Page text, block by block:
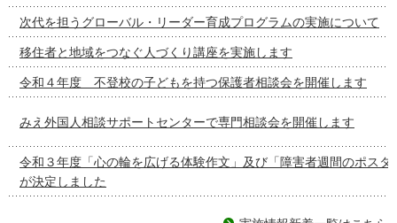
次代を担うグローバル・リーダー育成プログラムの実施について
移住者と地域をつなぐ人づくり講座を実施します
令和４年度 不登校の子どもを持つ保護者相談会を開催します
みえ外国人相談サポートセンターで専門相談会を開催します
令和３年度「心の輪を広げる体験作文」及び「障害者週間のポスタ
が決定しました